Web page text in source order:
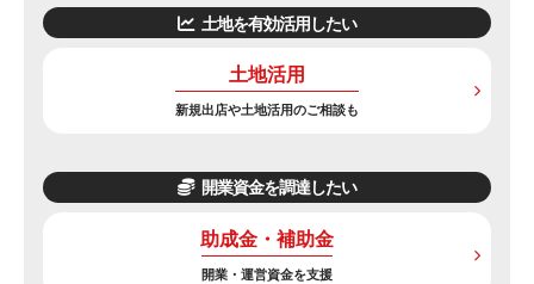
土地を有効活用したい
土地活用
新規出店や土地活用のご相談も
開業資金を調達したい
助成金・補助金
開業・運営資金を支援